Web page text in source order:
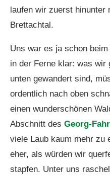
laufen wir zuerst hinunter
Brettachtal.
Uns war es ja schon
in der Ferne klar: was wir
unten gewandert sind,
ordentlich nach oben
einen wunderschönen
Abschnitt des Georg-
viele Laub kaum mehr zu
eher, als würden wir
stapfen. Unter uns